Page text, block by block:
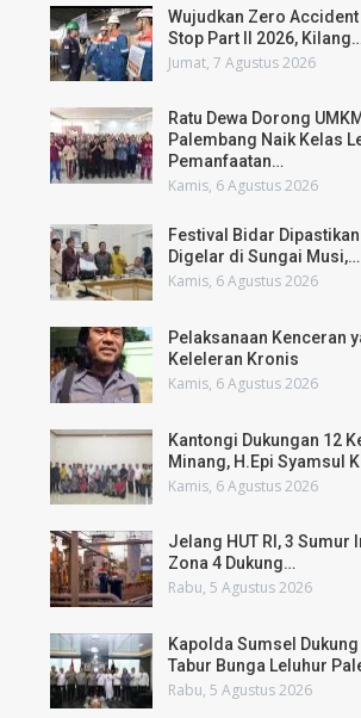
Wujudkan Zero
Stop Part II 2026, Kilang…
Jumat, 7 Agustus 2026
Ratu Dewa Dorong UMKM
Palembang Naik Kelas
Pemanfaatan…
Kamis, 6 Agustus 2026
Festival Bidar Dipastikan
Digelar di Sungai Musi,…
Kamis, 6 Agustus 2026
Pelaksanaan Kenceran
Keleleran Kronis
Kamis, 6 Agustus 2026
Kantongi Dukungan 12
Minang, H.Epi Syamsul
Kamis, 6 Agustus 2026
Jelang HUT RI, 3 Sumur
Zona 4 Dukung…
Rabu, 5 Agustus 2026
Kapolda Sumsel
Tabur Bunga Leluhur
Rabu, 5 Agustus 2026